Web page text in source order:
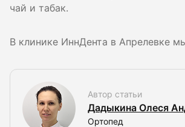
чай и табак.
В клинике ИннДента в Апрелевке
Автор статьи
Дадыкина Олеся
Ортопед